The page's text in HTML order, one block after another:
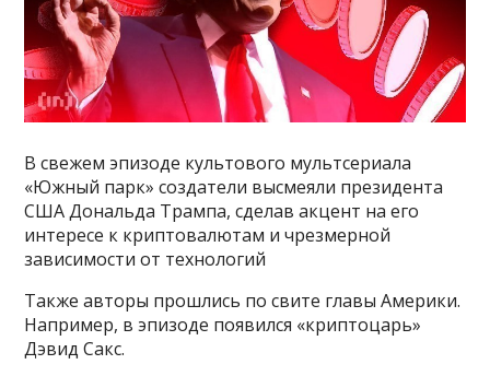
В свежем эпизоде культового мультсериала
«Южный парк» создатели высмеяли президента
США Дональда Трампа, сделав акцент на его
интересе к криптовалютам и чрезмерной
зависимости от технологий
Также авторы прошлись по свите главы Америки.
Например, в эпизоде появился «криптоцарь»
Дэвид Сакс.